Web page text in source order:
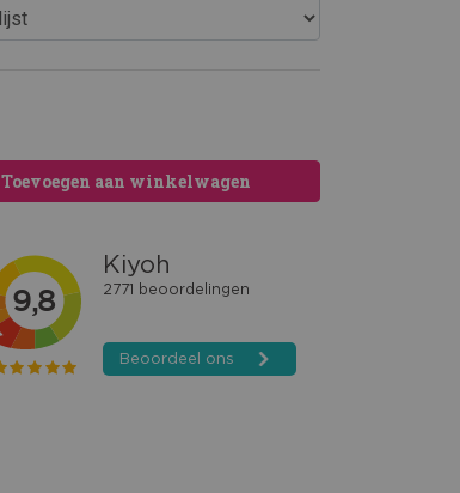
Toevoegen aan winkelwagen